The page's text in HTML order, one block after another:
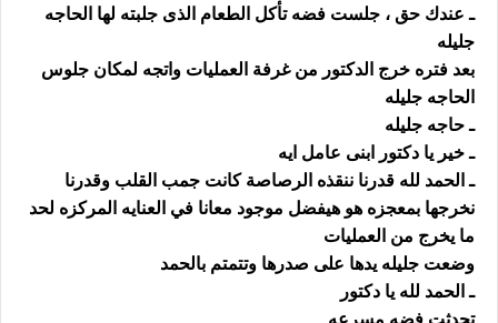
ـ عندك حق ، جلست فضه تأكل الطعام الذى جلبته لها الحاجه
جليله
بعد فتره خرج الدكتور من غرفة العمليات واتجه لمكان جلوس
الحاجه جليله
ـ حاجه جليله
ـ خير يا دكتور ابنى عامل ايه
ـ الحمد لله قدرنا ننقذه الرصاصة كانت جمب القلب وقدرنا
نخرجها بمعجزه هو هيفضل موجود معانا في العنايه المركزه لحد
ما يخرج من العمليات
وضعت جليله يدها على صدرها وتتمتم بالحمد
ـ الحمد لله يا دكتور